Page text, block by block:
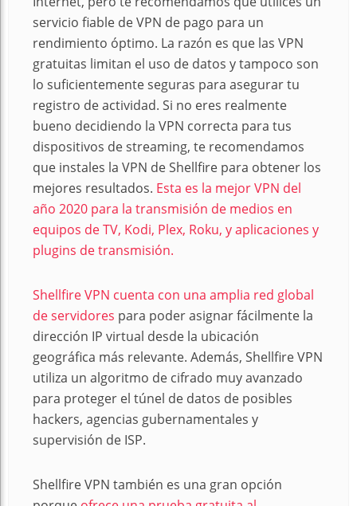
servicio fiable de VPN de pago para un
rendimiento óptimo. La razón es que las VPN
gratuitas limitan el uso de datos y tampoco son
lo suficientemente seguras para asegurar tu
registro de actividad. Si no eres realmente
bueno decidiendo la VPN correcta para tus
dispositivos de streaming, te recomendamos
que instales la VPN de Shellfire para obtener los
mejores resultados. Esta es la mejor VPN del
año 2020 para la transmisión de medios en
equipos de TV, Kodi, Plex, Roku, y aplicaciones y
plugins de transmisión.
Shellfire VPN cuenta con una amplia red global
de servidores para poder asignar fácilmente la
dirección IP virtual desde la ubicación
geográfica más relevante. Además, Shellfire VPN
utiliza un algoritmo de cifrado muy avanzado
para proteger el túnel de datos de posibles
hackers, agencias gubernamentales y
supervisión de ISP.
Shellfire VPN también es una gran opción